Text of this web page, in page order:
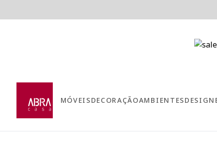
MÓVEISDECORAÇÃOAMBIENTES